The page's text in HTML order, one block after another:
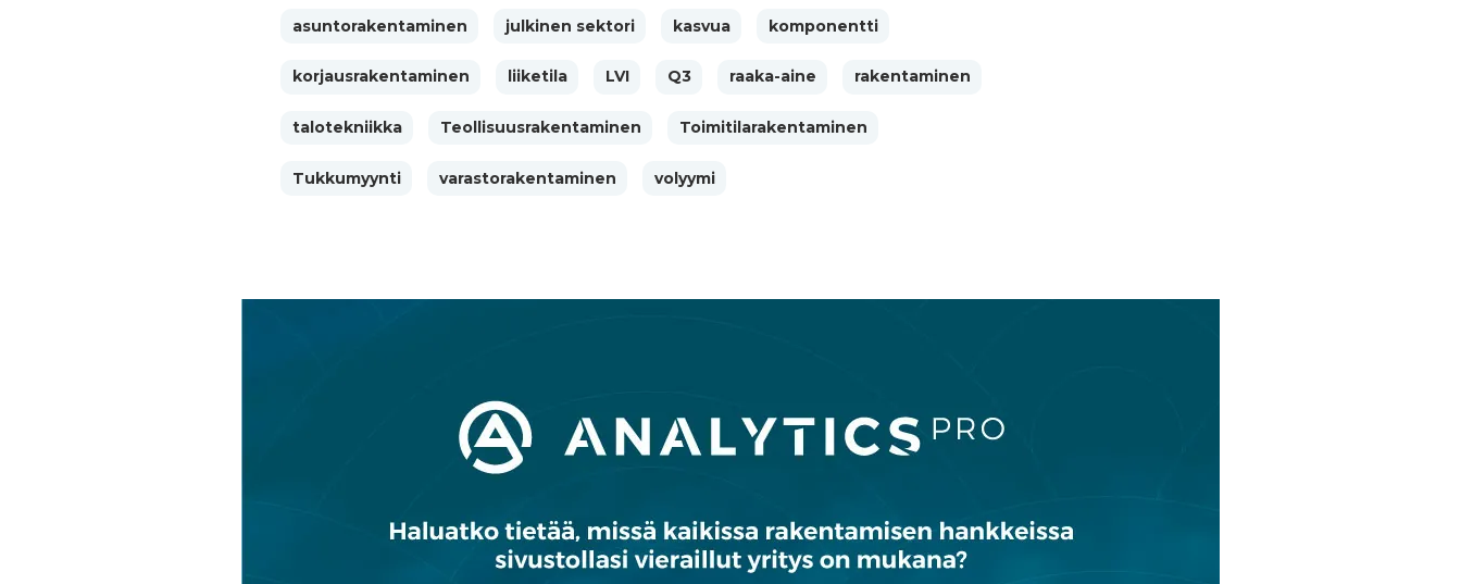
asuntorakentaminen julkinen sektori kasvua komponentti
korjausrakentaminen liiketila LVI Q3 raaka-aine rakentaminen
talotekniikka Teollisuusrakentaminen Toimitilarakentaminen
Tukkumyynti varastorakentaminen volyymi